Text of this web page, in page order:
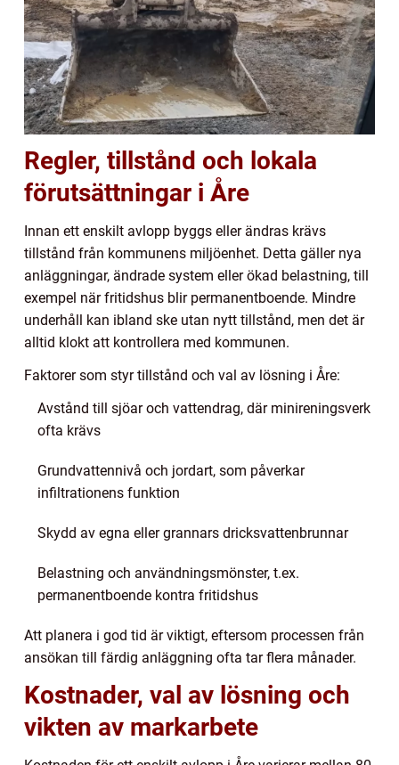
Regler, tillstånd och lokala
förutsättningar i Åre
Innan ett enskilt avlopp byggs eller ändras krävs
tillstånd från kommunens miljöenhet. Detta gäller nya
anläggningar, ändrade system eller ökad belastning, till
exempel när fritidshus blir permanentboende. Mindre
underhåll kan ibland ske utan nytt tillstånd, men det är
alltid klokt att kontrollera med kommunen.
Faktorer som styr tillstånd och val av lösning i Åre:
Avstånd till sjöar och vattendrag, där minireningsverk
ofta krävs
Grundvattennivå och jordart, som påverkar
infiltrationens funktion
Skydd av egna eller grannars dricksvattenbrunnar
Belastning och användningsmönster, t.ex.
permanentboende kontra fritidshus
Att planera i god tid är viktigt, eftersom processen från
ansökan till färdig anläggning ofta tar flera månader.
Kostnader, val av lösning och
vikten av markarbete